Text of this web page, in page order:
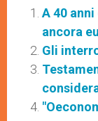
A 40
ancora
Gli